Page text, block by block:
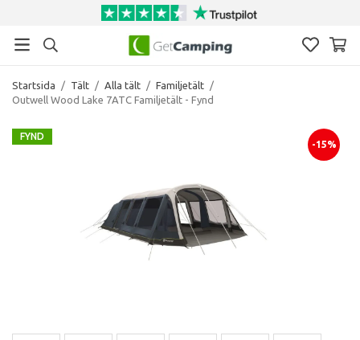
Startsida / Tält / Alla tält / Familjetält /
Outwell Wood Lake 7ATC Familjetält - Fynd
FYND
-15%